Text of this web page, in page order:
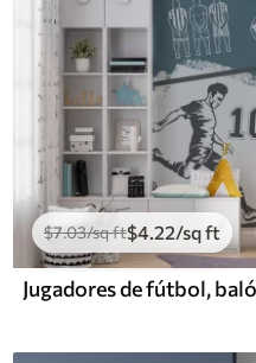
$7.03/sq ft$4.22/sq ft